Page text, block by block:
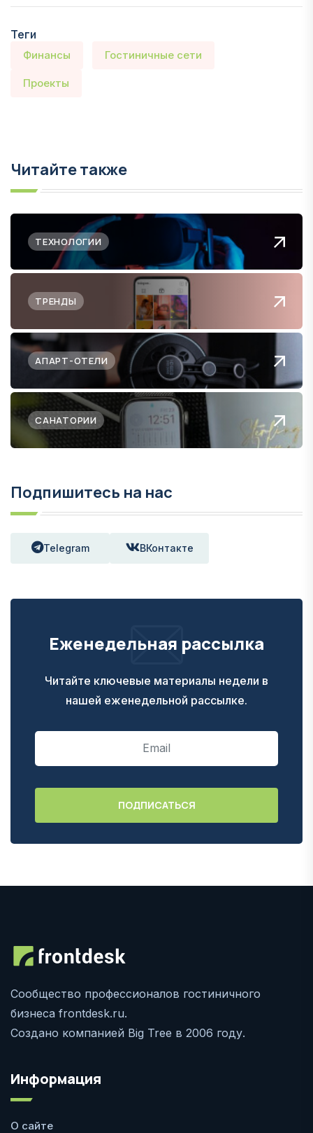
Теги
Финансы Гостиничные сети
Проекты
Читайте также
ТЕХНОЛОГИИ
ТРЕНДЫ
АПАРТ-ОТЕЛИ
САНАТОРИИ
Подпишитесь на нас
Telegram ВКонтакте
Еженедельная рассылка
Читайте ключевые материалы недели в
нашей еженедельной рассылке.
Сообщество профессионалов гостиничного
бизнеса frontdesk.ru.
Создано компанией Big Tree в 2006 году.
Информация
О сайте